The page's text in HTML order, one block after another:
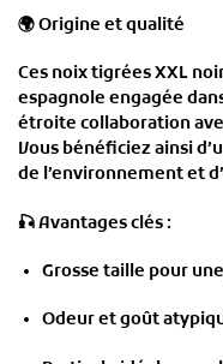
🌍Origine et qualité
Ces noix tigrées XXL
espagnole engagée
étroite collaboration
Vous bénéficiez ainsi
de l’environnement et
🎣Avantages clés :
Grosse taille pour
Odeur et goût